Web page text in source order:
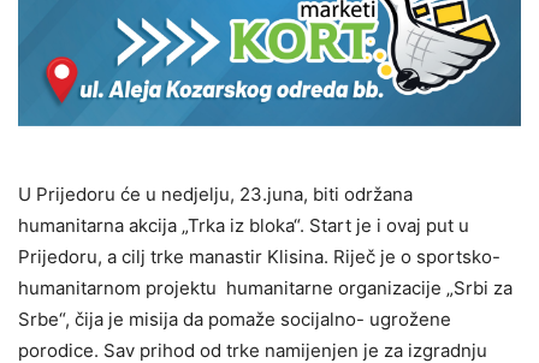
U Prijedoru će u nedjelju, 23.juna, biti održana
humanitarna akcija „Trka iz bloka“. Start je i ovaj put u
Prijedoru, a cilj trke manastir Klisina. Riječ je o sportsko-
humanitarnom projektu humanitarne organizacije „Srbi za
Srbe“, čija je misija da pomaže socijalno- ugrožene
porodice. Sav prihod od trke namijenjen je za izgradnju